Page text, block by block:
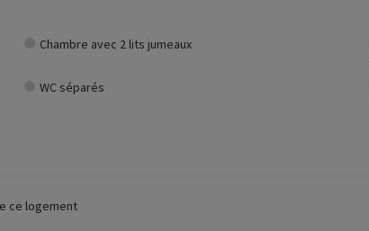
Chambre avec 2 lits jumeaux
WC séparés
ce logement